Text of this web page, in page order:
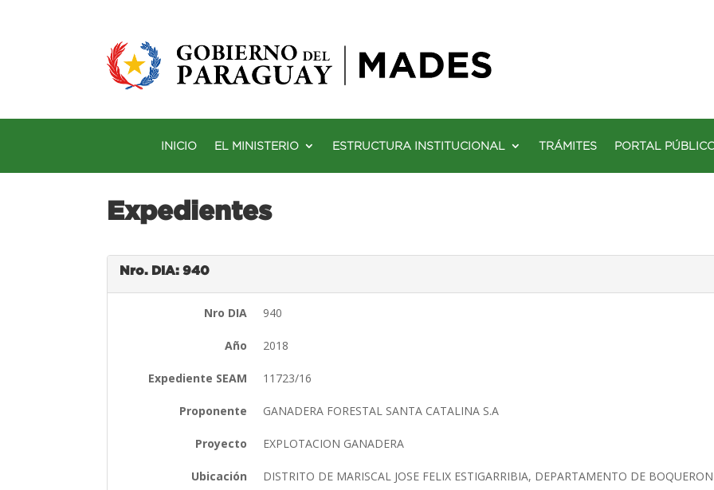
INICIO EL MINISTERIO ESTRUCTURA INSTITUCIONAL TRÁMITES PORTAL
Expedientes
Nro. DIA: 940
Nro DIA 940
Año 2018
Expediente SEAM 11723/16
Proponente GANADERA FORESTAL SANTA CATALINA S.A
Proyecto EXPLOTACION GANADERA
Ubicación DISTRITO DE MARISCAL JOSE FELIX ESTIGARRIBIA, DEPARTAMENTO DE